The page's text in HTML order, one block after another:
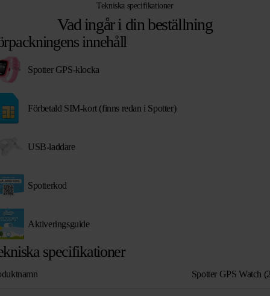
Tekniska specifikationer
Vad ingår i din beställning
specifikationer
Spotter GPS Watch
innehåll
Spotter GPS-klocka
Förbetald SIM-kort (finns redan i Spotter)
USB-laddare
Spotterkod
Aktiveringsguide